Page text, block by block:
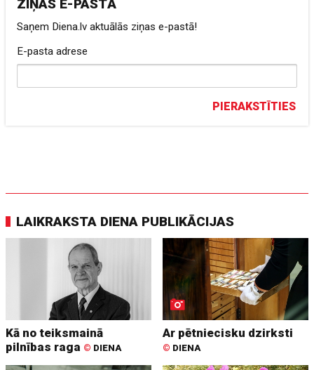
ZIŅAS E-PASTĀ
Saņem Diena.lv aktuālās ziņas e-pastā!
E-pasta adrese
PIERAKSTĪTIES
LAIKRAKSTA DIENA PUBLIKĀCIJAS
Kā no teiksmainā
pilnības raga © DIENA
Ar pētniecisku dzirksti
© DIENA